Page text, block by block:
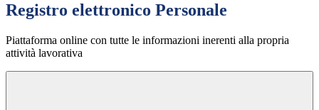
Registro elettronico Personale
Piattaforma online con tutte le informazioni inerenti alla propria
attività lavorativa